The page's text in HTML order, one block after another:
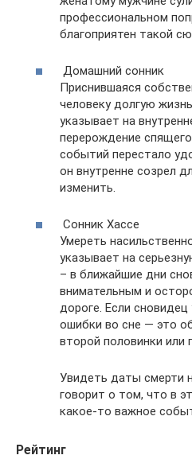
профессиональном
благоприятен такой
Домашний сонник
Приснившаяся
человеку долгую
указывает на
перерождение
событий перестало
он внутренне созрел
изменить.
Сонник Хассе
Умереть
указывает на
– в ближайшие дни
внимательным и
дороге. Если
ошибки во сне — это
второй половинки или
Увидеть даты смерти
говорит о том, что в
какое-то важное
Рейтинг